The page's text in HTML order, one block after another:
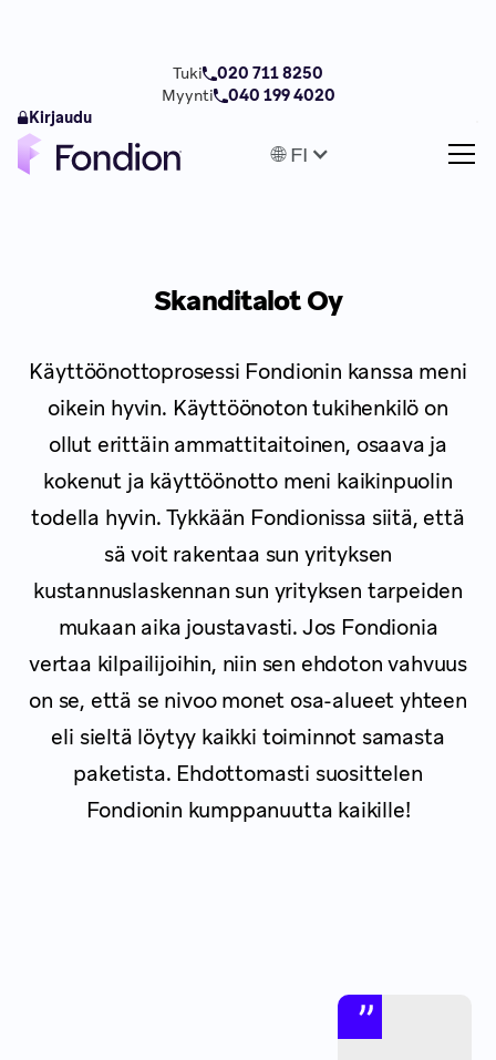
🌐 FI
Tuki
020 711 8250
Myynti
040 199 4020
Kirjaudu
Skanditalot Oy
Käyttöönottoprosessi Fondionin kanssa meni
oikein hyvin. Käyttöönoton tukihenkilö on
ollut erittäin ammattitaitoinen, osaava ja
kokenut ja käyttöönotto meni kaikinpuolin
todella hyvin. Tykkään Fondionissa siitä, että
sä voit rakentaa sun yrityksen
kustannuslaskennan sun yrityksen tarpeiden
mukaan aika joustavasti. Jos Fondionia
vertaa kilpailijoihin, niin sen ehdoton vahvuus
on se, että se nivoo monet osa-alueet yhteen
eli sieltä löytyy kaikki toiminnot samasta
paketista. Ehdottomasti suosittelen
Fondionin kumppanuutta kaikille!